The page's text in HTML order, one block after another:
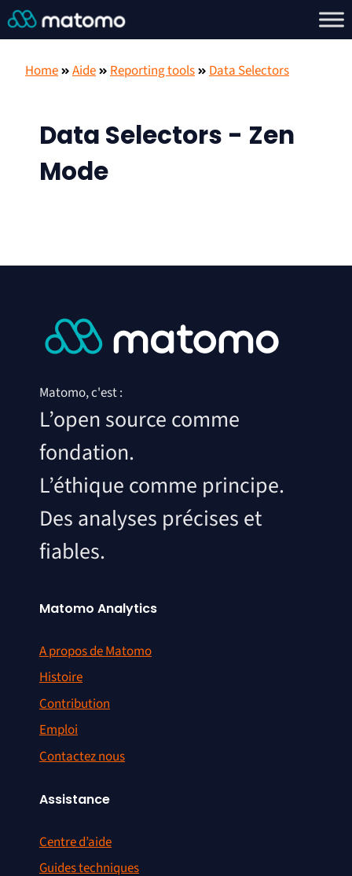
Home Aide Reporting tools Data Selectors
Data Selectors - Zen
Mode
Matomo, c'est :
L’open source comme
fondation.
L’éthique comme principe.
Des analyses précises et
fiables.
Matomo Analytics
A propos de Matomo
Histoire
Contribution
Emploi
Contactez nous
Assistance
Centre d’aide
Guides techniques